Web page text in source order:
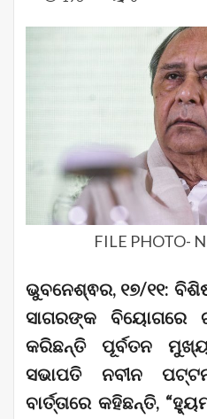
FILE PHOTO-
ଭୁବନେଶ୍ଵର, ୧୭/୧୧:
ସାଗରଙ୍କ ବିୟୋଗରେ
କରିଛନ୍ତି ପୂର୍ବତନ
ସଭାପତି ନବୀନ
ବାର୍ତ୍ତାରେ କହିଛନ୍ତି,